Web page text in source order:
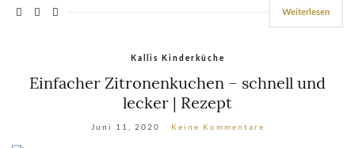
Weiterlesen
Kallis Kinderküche
Einfacher Zitronenkuchen – schnell und
lecker | Rezept
Juni 11, 2020 Keine Kommentare